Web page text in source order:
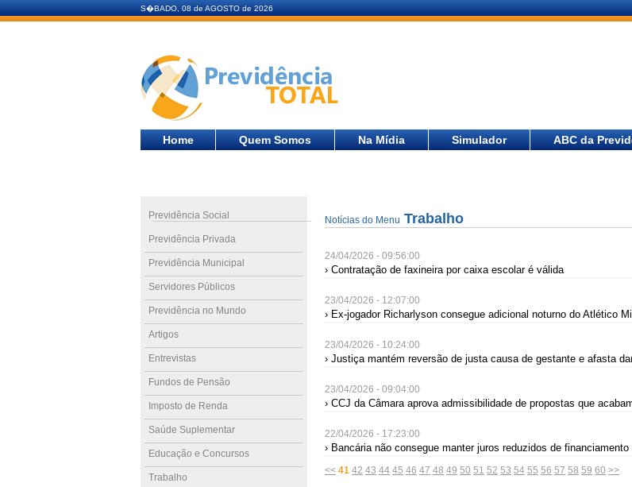
S�BADO, 08 de AGOSTO de 2026
Home Quem Somos Na Mídia Simulador ABC da
Previdência Social
Previdência Privada
Previdência Municipal
Servidores Públicos
Previdência no Mundo
Artigos
Entrevistas
Fundos de Pensão
Imposto de Renda
Saúde Suplementar
Educação e Concursos
Trabalho
Notícias do Menu Trabalho
24/04/2026 - 09:56:00
› Contratação de faxineira por caixa escolar é válida
23/04/2026 - 12:07:00
› Ex-jogador Richarlyson consegue adicional noturno do Atlético
23/04/2026 - 10:24:00
› Justiça mantém reversão de justa causa de gestante e afasta
23/04/2026 - 09:04:00
› CCJ da Câmara aprova admissibilidade de propostas que
22/04/2026 - 17:23:00
› Bancária não consegue manter juros reduzidos de
<< 41 42 43 44 45 46 47 48 49 50 51 52 53 54 55 56 57 58 59 60 >>